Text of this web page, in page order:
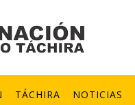
TÁCHIRA NOTICIAS